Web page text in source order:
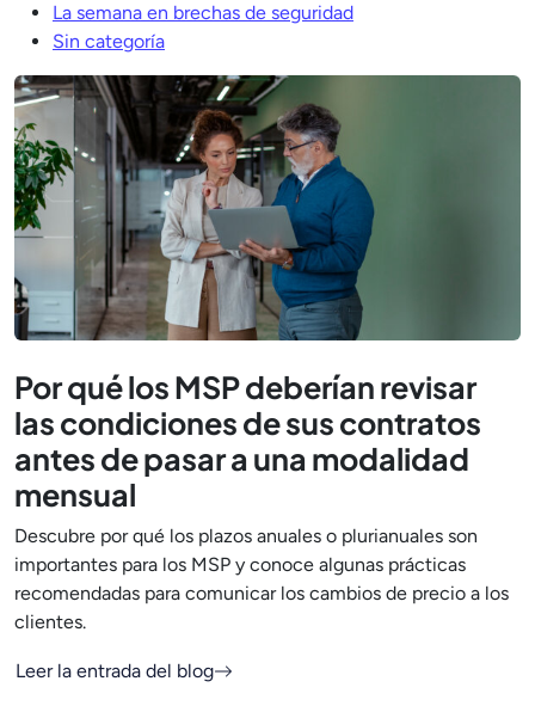
La semana en brechas de seguridad
Sin categoría
Por qué los MSP deberían revisar
las condiciones de sus contratos
antes de pasar a una modalidad
mensual
Descubre por qué los plazos anuales o plurianuales son
importantes para los MSP y conoce algunas prácticas
recomendadas para comunicar los cambios de precio a los
clientes.
Leer la entrada del blog